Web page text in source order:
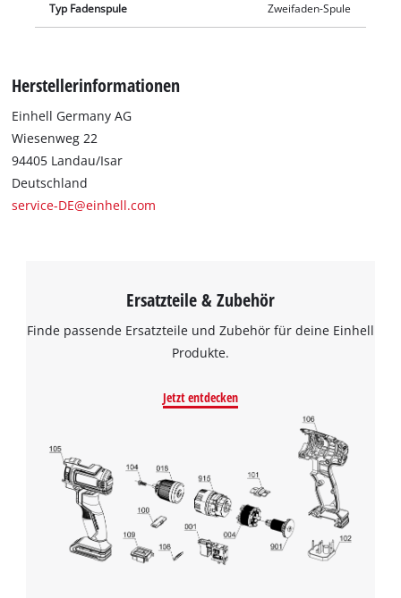
Typ Fadenspule Zweifaden-Spule
Herstellerinformationen
Einhell Germany AG
Wiesenweg 22
94405 Landau/Isar
Deutschland
service-DE@einhell.com
Ersatzteile & Zubehör
Finde passende Ersatzteile und Zubehör für deine Einhell
Produkte.
Jetzt entdecken